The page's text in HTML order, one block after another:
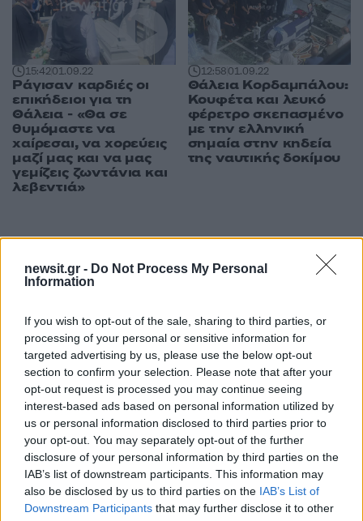
newsit.gr - Do Not Process My Personal
Information
If you wish to opt-out of the sale, sharing to third parties, or
processing of your personal or sensitive information for
targeted advertising by us, please use the below opt-out
section to confirm your selection. Please note that after your
opt-out request is processed you may continue seeing
interest-based ads based on personal information utilized by
us or personal information disclosed to third parties prior to
your opt-out. You may separately opt-out of the further
disclosure of your personal information by third parties on the
IAB’s list of downstream participants. This information may
also be disclosed by us to third parties on the IAB’s List of
Downstream Participants that may further disclose it to other
15:4201.09.22
Ράγισαν καρδιές οι
επικήδειοι για τη
Θάλεια - «Θα σε
θυμόμαστε να
χαίρεσαι, να χορεύεις
μαζί μας και να μας
γεμίζεις ζωντάνια και
λεβεντιά»
12:5801.09.22
Θάλεια Κορδαμπάλου:
Κουφέτα και λευκό
φέρετρο σκεπασμένο
με την ελληνική
σημαία στην κηδεία
της ναυτικής δοκίμου